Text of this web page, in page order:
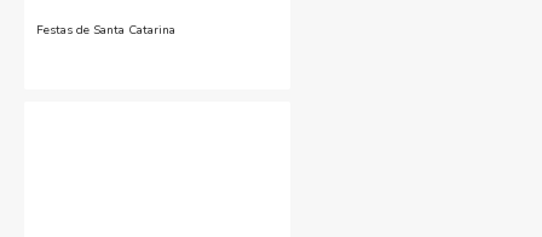
Festas de Santa Catarina